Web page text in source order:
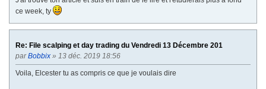
ce week, ty
Re: File scalping et day trading du Vendredi 13 Décembre 201
parBobbix » 13 déc. 2019 18:56
Voila, Elcester tu as compris ce que je voulais dire